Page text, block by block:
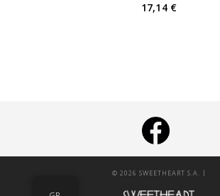
17,14 €
© 2026 SWEETHEART S.A. |